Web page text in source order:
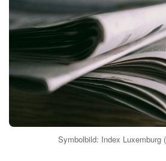
Lohnkosten für Unternehmen und
steigenden Preisen führen.
Gibt es Kritik am
Luxemburg?
Ja, es gibt auch Kritik am
Wirtschaftsexperten befürchten,
verstärken und die
luxemburgischen Wirtschaft